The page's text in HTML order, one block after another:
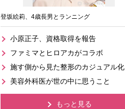
登坂絵莉、4歳長男とランニング
小原正子、資格取得を報告
ファミマとヒロアカがコラボ
施す側から見た整形のカジュアル化
美容外科医が世の中に思うこと
もっと見る